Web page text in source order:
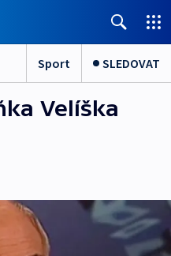
Sport SLEDOVAT
Velíška